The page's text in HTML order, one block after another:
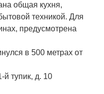
общая кухня,
техникой. Для
предусмотрена
в 500 метрах от
й тупик, д. 10